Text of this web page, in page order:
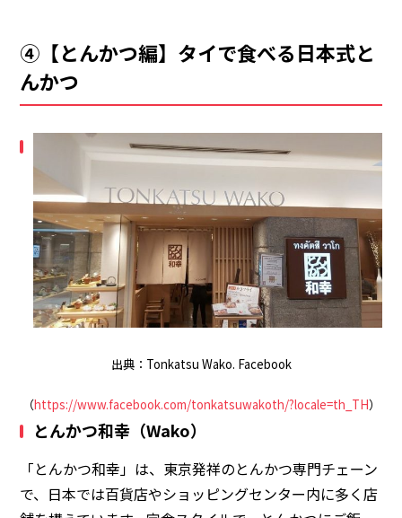
④【とんかつ編】タイで食べる日本式と
んかつ
出典：Tonkatsu Wako. Facebook
（https://www.facebook.com/tonkatsuwakoth/?locale=th_TH）
とんかつ和幸（Wako）
「とんかつ和幸」は、東京発祥のとんかつ専門チェーン
で、日本では百貨店やショッピングセンター内に多く店